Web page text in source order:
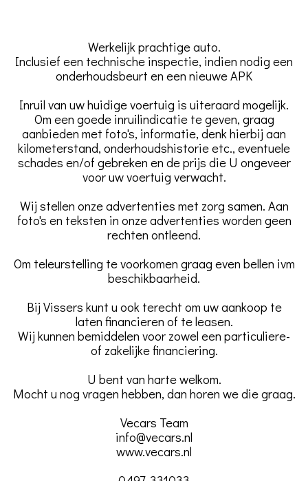
Werkelijk prachtige auto.
Inclusief een technische inspectie, indien nodig een
onderhoudsbeurt en een nieuwe APK
Inruil van uw huidige voertuig is uiteraard mogelijk.
Om een goede inruilindicatie te geven, graag
aanbieden met foto's, informatie, denk hierbij aan
kilometerstand, onderhoudshistorie etc., eventuele
schades en/of gebreken en de prijs die U ongeveer
voor uw voertuig verwacht.
Wij stellen onze advertenties met zorg samen. Aan
foto's en teksten in onze advertenties worden geen
rechten ontleend.
Om teleurstelling te voorkomen graag even bellen ivm
beschikbaarheid.
Bij Vissers kunt u ook terecht om uw aankoop te
laten financieren of te leasen.
Wij kunnen bemiddelen voor zowel een particuliere-
of zakelijke financiering.
U bent van harte welkom.
Mocht u nog vragen hebben, dan horen we die graag.
Vecars Team
info@vecars.nl
www.vecars.nl